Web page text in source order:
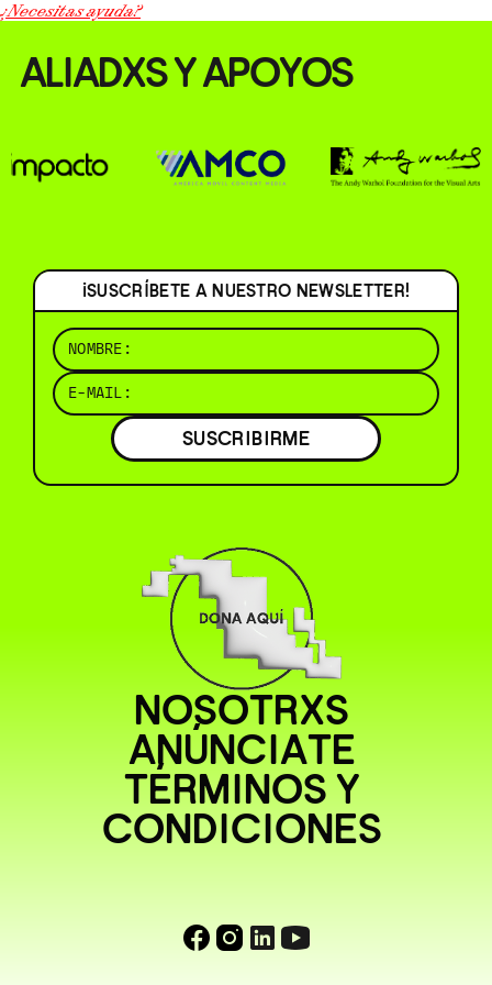
¿Necesitas ayuda?
ALIADXS Y APOYOS
¡SUSCRÍBETE A NUESTRO NEWSLETTER!
SUSCRIBIRME
NOSOTRXS
ANÚNCIATE
TÉRMINOS Y
CONDICIONES